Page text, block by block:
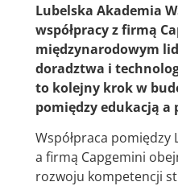
Lubelska Akademia
współpracy z firmą
międzynarodowym
doradztwa i
to kolejny krok w
pomiędzy edukacją a
Współpraca pomiędzy
a firmą Capgemini
rozwoju kompetencji